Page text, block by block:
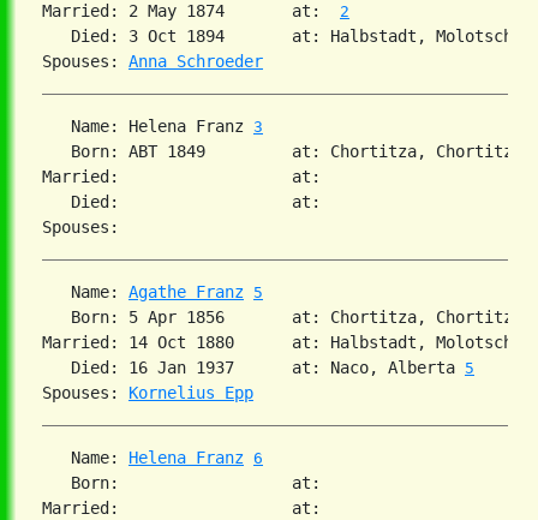
Married: 2 May 1874       at: 2
Died: 3 Oct 1894       at: Halbstadt,
Spouses: Anna Schroeder
   Name: Helena Franz
3
Born: ABT 1849         at: Chortitza,
Married:                  at:
   Died:                  at:
   Name:
Agathe Franz 5
Born: 5 Apr 1856       at: Chortitza,
Married: 14 Oct 1880      at: Halbstadt,
   Died: 16 Jan 1937      at: Naco, Alberta
5
Spouses: Kornelius Epp
   Name:
Helena Franz 6
   Born:                  at:
Married:                  at: